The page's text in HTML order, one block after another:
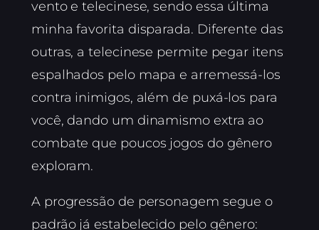
vento e telecinese, sendo essa última
minha favorita disparada. Diferente das
outras, a telecinese permite pegar itens
espalhados pelo mapa e arremessá-los
contra inimigos, além de puxá-los para
você, dando um dinamismo extra ao
combate que poucos jogos do gênero
exploram.
A progressão de personagem segue o
padrão já estabelecido pelo gênero: